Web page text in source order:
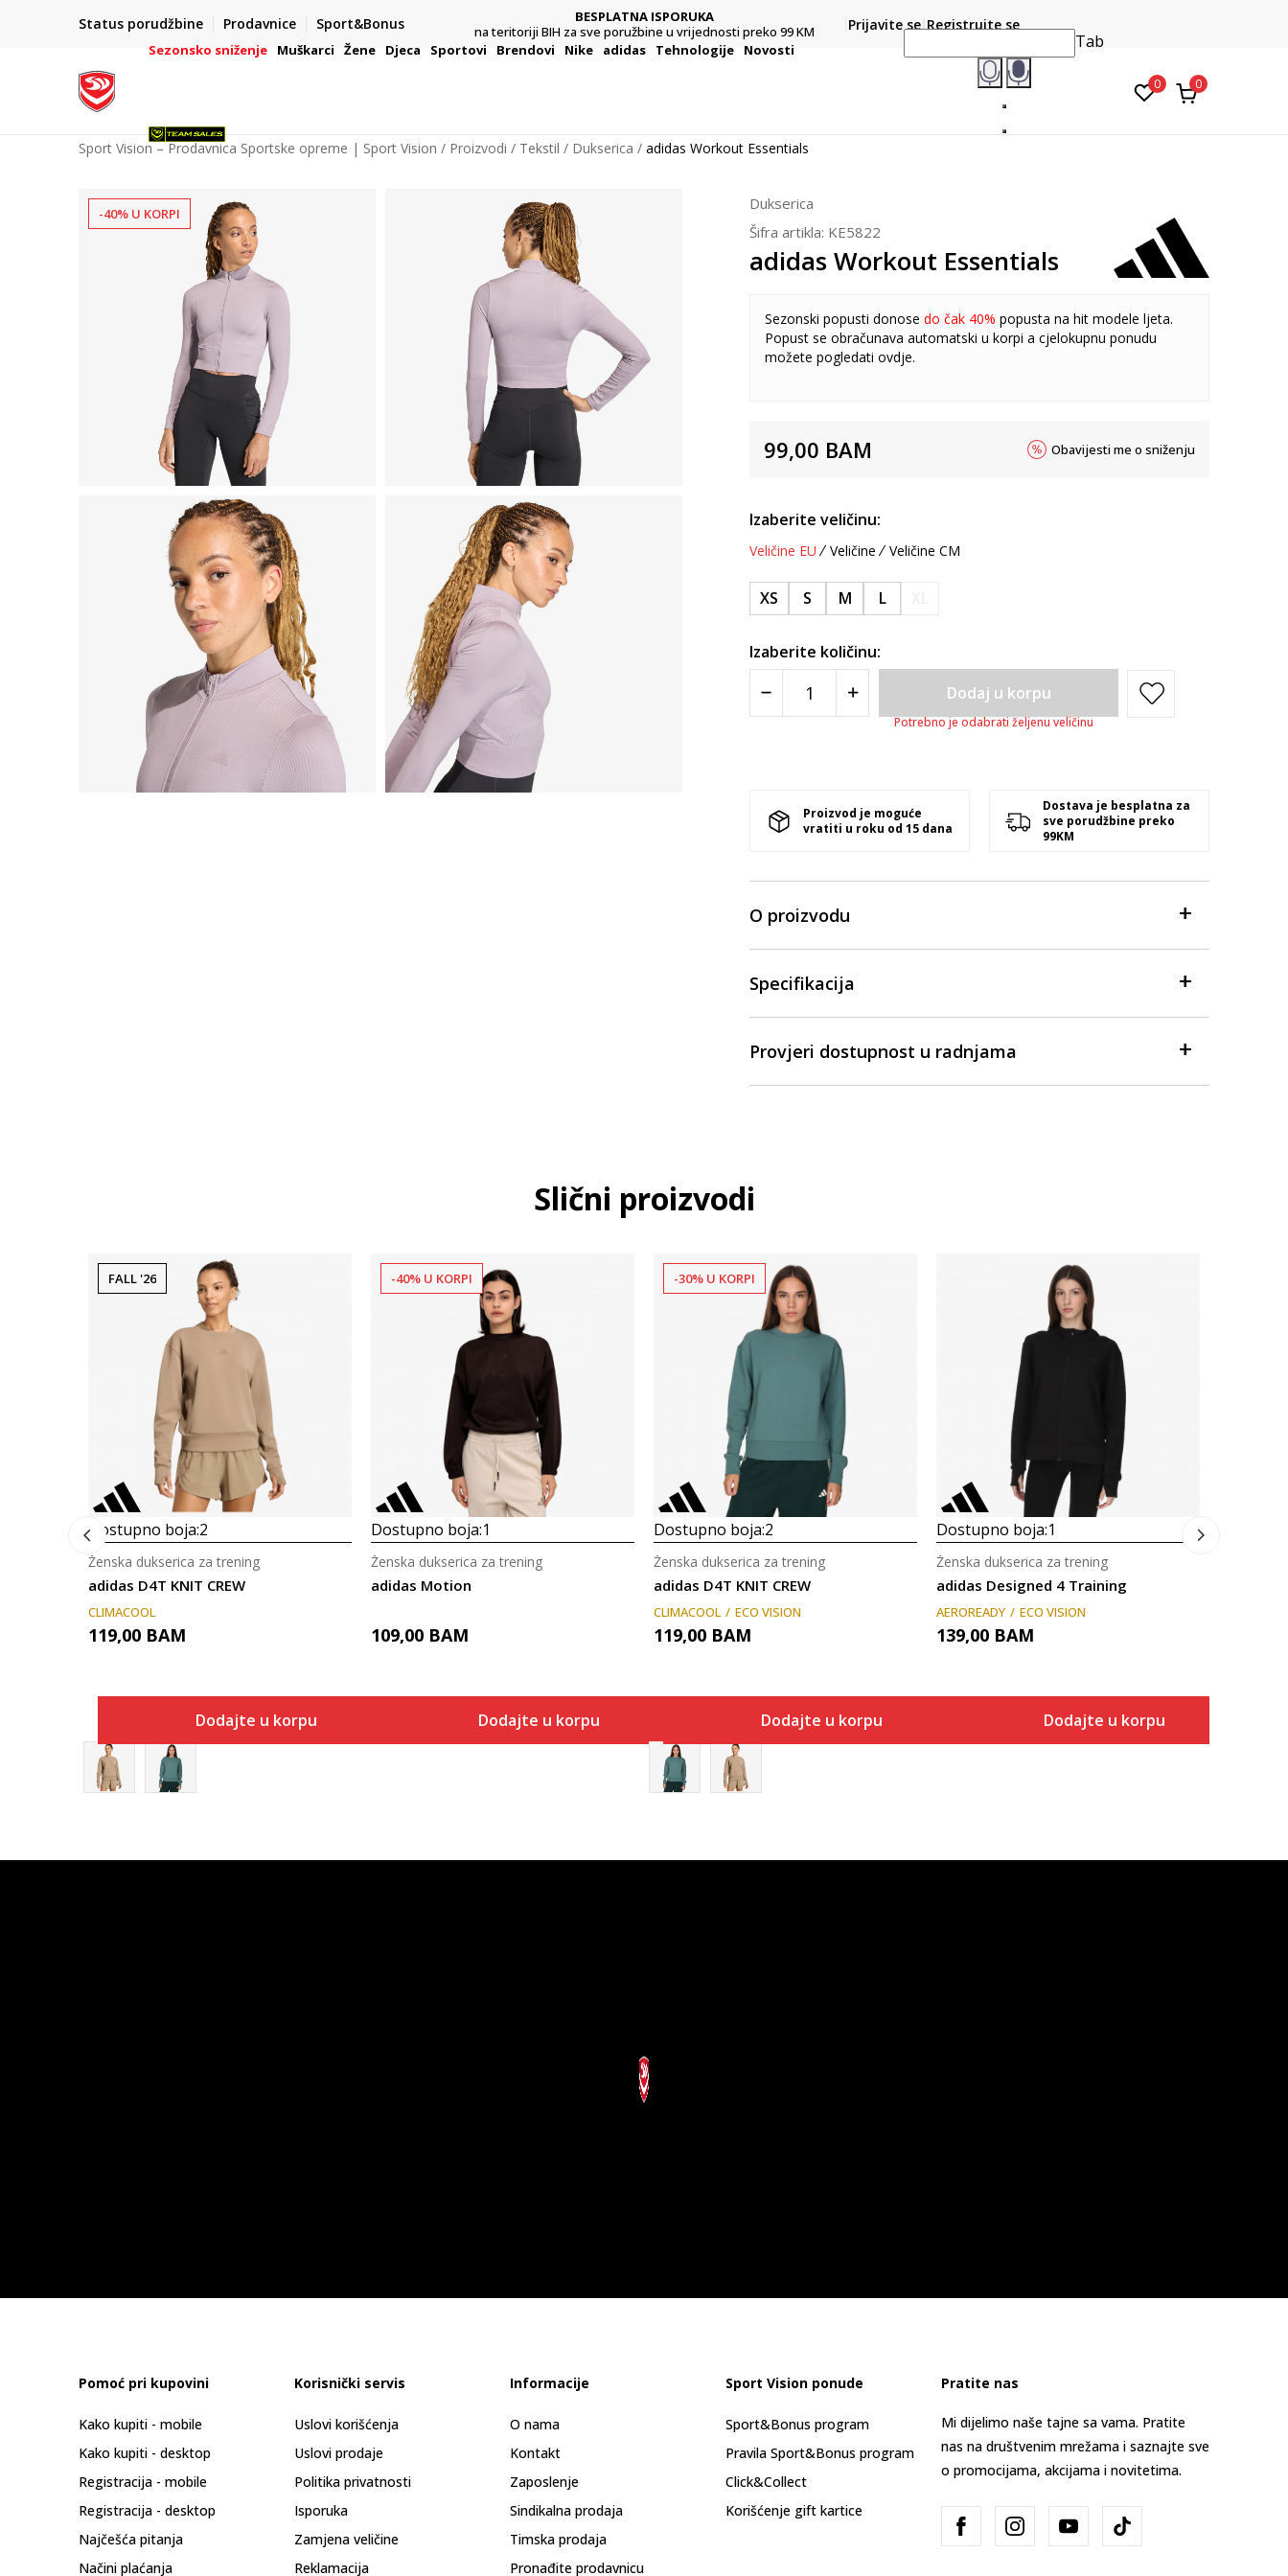
Status porudžbine Prodavnice Sport&Bonus
POZOVITE NAS NA : 055/490-400
Pon-Pet od 9h - 16h
BESPLATNA ISPORUKA
na teritoriji BIH za sve poružbine u vrijednosti preko 99 KM
Platite karticom online i preuzmite u prodavnici po vašem
Prijavite se Registrujte se
Sezonsko sniženje Muškarci Žene Djeca Sportovi Brendovi Nike adidas Tehnologije Novosti Tab
0 0
Sport Vision – Prodavnica Sportske opreme | Sport Vision Proizvodi Tekstil Dukserica adidas Workout Essentials
-40% U KORPI
Dukserica
Šifra artikla: KE5822
adidas Workout Essentials
Sezonski popusti donose do čak 40% popusta na hit modele ljeta.
Popust se obračunava automatski u korpi a cjelokupnu ponudu
možete pogledati ovdje.
99,00 BAM Obavijesti me o sniženju
Izaberite veličinu:
Veličine EU Veličine Veličine CM
XS S M L
Izaberite količinu:
Dodaj u korpu
Potrebno je odabrati željenu veličinu
Proizvod je moguće
vratiti u roku od 15 dana
Dostava je besplatna za
sve porudžbine preko
99KM
O proizvodu
Specifikacija
Provjeri dostupnost u radnjama
Slični proizvodi
FALL '26
Dostupno boja:2
adidas D4T KNIT CREW
Ženska dukserica za trening
CLIMACOOL
119,00 BAM
Dodajte u korpu
-40% U KORPI
Dostupno boja:1
adidas Motion
Ženska dukserica za trening
109,00 BAM
Dodajte u korpu
-30% U KORPI
Dostupno boja:2
adidas D4T KNIT CREW
Ženska dukserica za trening
CLIMACOOL ECO VISION
119,00 BAM
Dodajte u korpu
Dostupno boja:1
adidas Designed 4 Training
Ženska dukserica za trening
AEROREADY ECO VISION
139,00 BAM
Dodajte u korpu
Pomoć pri kupovini
Kako kupiti - mobile
Kako kupiti - desktop
Registracija - mobile
Registracija - desktop
Najčešća pitanja
Načini plaćanja
Korisnički servis
Uslovi korišćenja
Uslovi prodaje
Politika privatnosti
Isporuka
Zamjena veličine
Reklamacija
Informacije
O nama
Kontakt
Zaposlenje
Sindikalna prodaja
Timska prodaja
Pronađite prodavnicu
Sport Vision ponude
Sport&Bonus program
Pravila Sport&Bonus program
Click&Collect
Korišćenje gift kartice
Pratite nas
Mi dijelimo naše tajne sa vama. Pratite
nas na društvenim mrežama i saznajte sve
o promocijama, akcijama i novitetima.